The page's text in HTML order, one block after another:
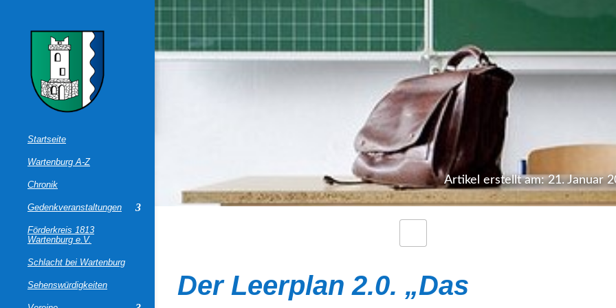
Startseite
Wartenburg A-Z
Chronik
Gedenkveranstaltungen
Förderkreis 1813
Wartenburg e.V.
Schlacht bei Wartenburg
Sehenswürdigkeiten
Artikel erstellt am: 21. Januar
Der Leerplan 2.0. „Das